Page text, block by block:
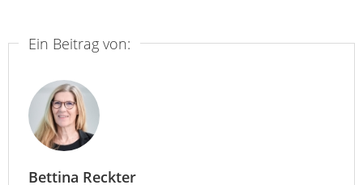
Ein Beitrag von:
Bettina Reckter